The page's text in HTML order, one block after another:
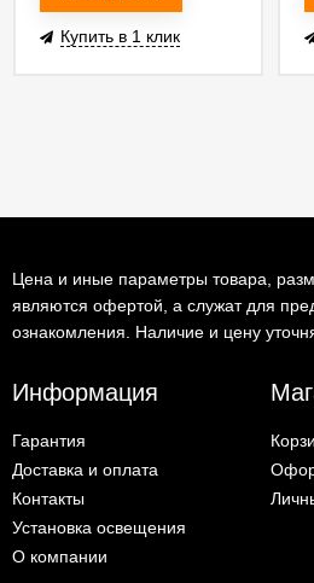
Купить в 1 клик
Цена и иные параметры товара,
являются офертой, а служат для
ознакомления. Наличие и цену
Информация
Гарантия
Доставка и оплата
Контакты
Установка освещения
О компании